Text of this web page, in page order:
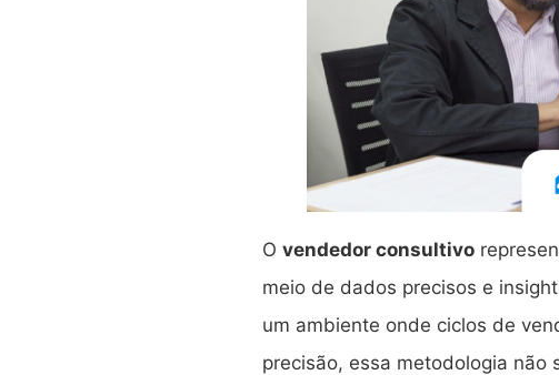
O vendedor consultivo
meio de dados precisos e
um ambiente onde ciclos de
precisão, essa metodologia não